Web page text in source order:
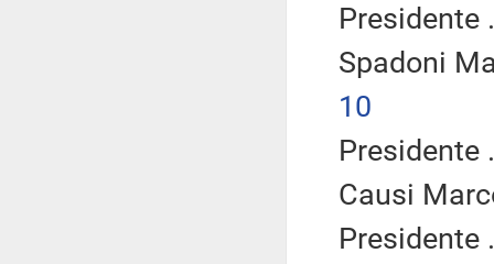
Presidente
Spadoni
10
Presidente
Causi
Presidente